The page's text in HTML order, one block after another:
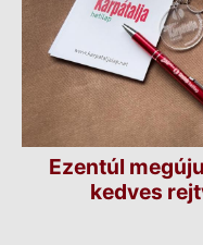
Ezentúl
kedves